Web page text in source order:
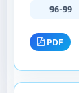
96-99
PDF